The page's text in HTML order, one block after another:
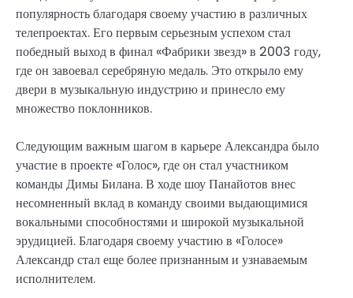
популярность благодаря своему участию в различных
телепроектах. Его первым серьезным успехом стал
победный выход в финал «Фабрики звезд» в 2003 году,
где он завоевал серебряную медаль. Это открыло ему
двери в музыкальную индустрию и принесло ему
множество поклонников.
Следующим важным шагом в карьере Александра было
участие в проекте «Голос», где он стал участником
команды Димы Билана. В ходе шоу Панайотов внес
несомненный вклад в команду своими выдающимися
вокальными способностями и широкой музыкальной
эрудицией. Благодаря своему участию в «Голосе»
Александр стал еще более признанным и узнаваемым
исполнителем.